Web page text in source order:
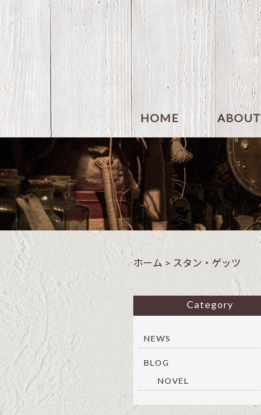
HOME ABOUT
ホーム > スタン・ゲッツ
Category
NEWS
BLOG
NOVEL